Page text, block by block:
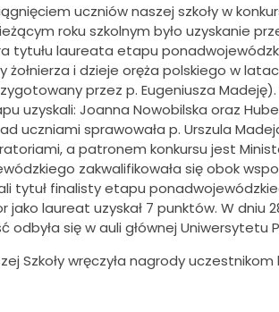
uczniów naszej szkoły w
roku szkolnym było uzyskanie
tytułu laureata etapu
żołnierza i dzieje oręża polskiego w
przez p. Eugeniusza
uzyskali: Joanna Nowobilska oraz
uczniami sprawowała p. Urszula
a patronem konkursu jest
zakwalifikowała się obok
tytuł finalisty etapu
laureat uzyskał 7 punktów. W dniu
się w auli głównej Uniwersytetu
Szkoły wręczyła nagrody uczestnikom